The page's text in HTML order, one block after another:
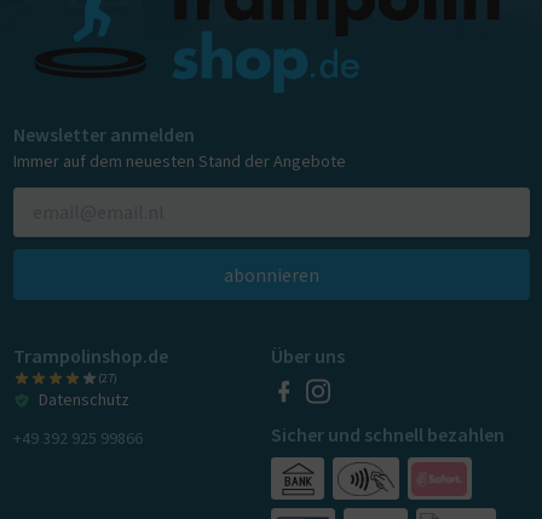
Newsletter anmelden
Immer auf dem neuesten Stand der Angebote
abonnieren
Trampolinshop.de
(27)
Datenschutz
+49 392 925 99866
Über uns
Sicher und schnell bezahlen